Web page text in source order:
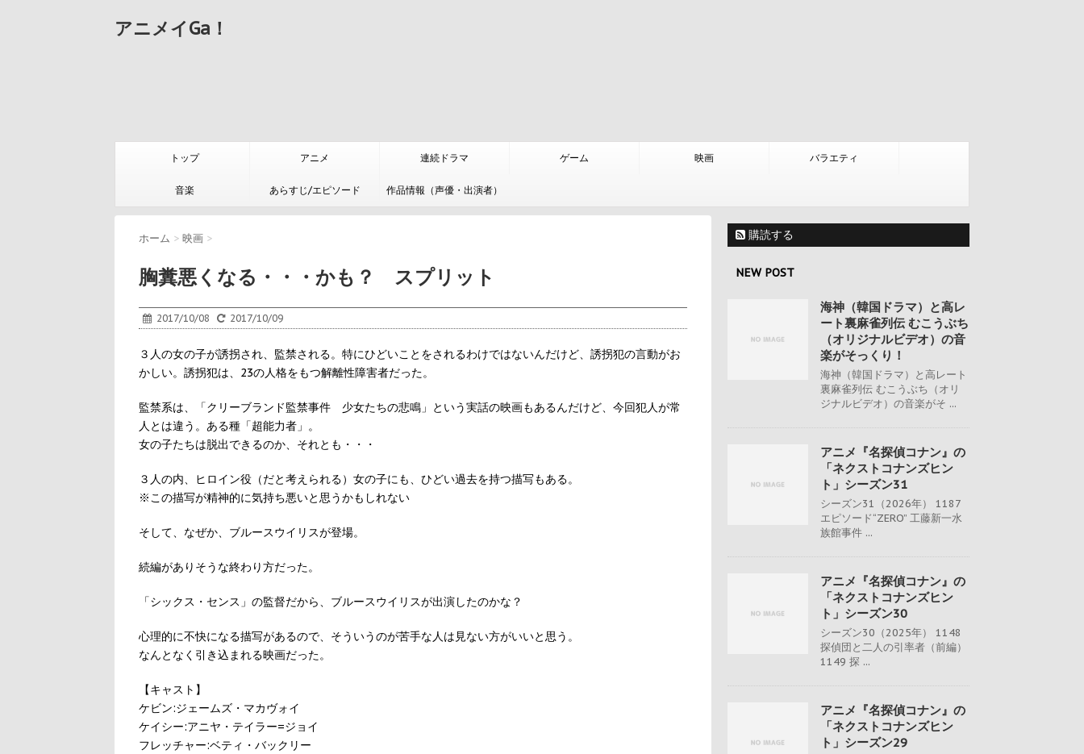
アニメイGa！
トップ アニメ 連続ドラマ ゲーム 映画 バラエティ
音楽 あらすじ/エピソード 作品情報（声優・出演者）
ホーム > 映画 >
胸糞悪くなる・・・かも？ スプリット
2017/10/08 2017/10/09
３人の女の子が誘拐され、監禁される。特にひどいことをされるわけではないんだけど、誘拐犯の言動がお
かしい。誘拐犯は、23の人格をもつ解離性障害者だった。
監禁系は、「クリーブランド監禁事件 少女たちの悲鳴」という実話の映画もあるんだけど、今回犯人が常
人とは違う。ある種「超能力者」。
女の子たちは脱出できるのか、それとも・・・
３人の内、ヒロイン役（だと考えられる）女の子にも、ひどい過去を持つ描写もある。
※この描写が精神的に気持ち悪いと思うかもしれない
そして、なぜか、ブルースウイリスが登場。
続編がありそうな終わり方だった。
「シックス・センス」の監督だから、ブルースウイリスが出演したのかな？
心理的に不快になる描写があるので、そういうのが苦手な人は見ない方がいいと思う。
なんとなく引き込まれる映画だった。
【キャスト】
ケビン:ジェームズ・マカヴォイ
ケイシー:アニヤ・テイラー=ジョイ
フレッチャー:ベティ・バックリー
購読する
NEW POST
海神（韓国ドラマ）と高レ
ート裏麻雀列伝 むこうぶち
（オリジナルビデオ）の音
楽がそっくり！
海神（韓国ドラマ）と高レート
裏麻雀列伝 むこうぶち（オリ
ジナルビデオ）の音楽がそ ...
アニメ『名探偵コナン』の
「ネクストコナンズヒン
ト」シーズン31
シーズン31（2026年） 1187
エピソード“ZERO” 工藤新一水
族館事件 ...
アニメ『名探偵コナン』の
「ネクストコナンズヒン
ト」シーズン30
シーズン30（2025年） 1148
探偵団と二人の引率者（前編）
1149 探 ...
アニメ『名探偵コナン』の
「ネクストコナンズヒン
ト」シーズン29